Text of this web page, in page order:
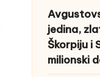
jedina,
Škorpiju i
milionski